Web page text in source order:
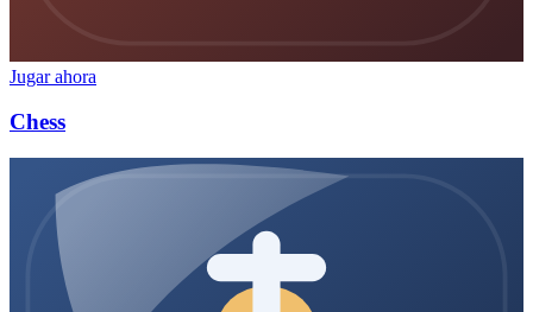
Jugar ahora
Chess